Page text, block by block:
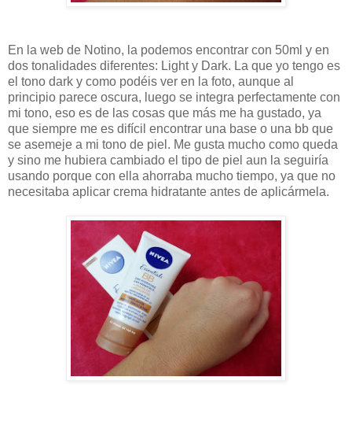
En la web de Notino, la podemos encontrar con 50ml y en
dos tonalidades diferentes: Light y Dark. La que yo tengo es
el tono dark y como podéis ver en la foto, aunque al
principio parece oscura, luego se integra perfectamente con
mi tono, eso es de las cosas que más me ha gustado, ya
que siempre me es difícil encontrar una base o una bb que
se asemeje a mi tono de piel. Me gusta mucho como queda
y sino me hubiera cambiado el tipo de piel aun la seguiría
usando porque con ella ahorraba mucho tiempo, ya que no
necesitaba aplicar crema hidratante antes de aplicármela.